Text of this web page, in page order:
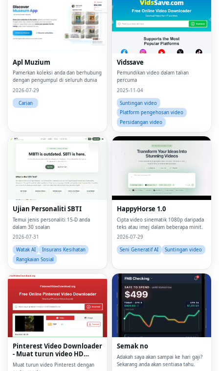
Apl Muzium
Pamerkan koleksi anda dan berhubung
dengan pengumpul di seluruh dunia
2026-07-29
Carian
Vidssave
Pemundikan video dalam talian
percuma
2025-11-04
Suntingan video
Platform pengehosan video
Persidangan video
Ujian Personaliti SBTI
Temui jenis personaliti 15-D anda
dalam 30 soalan
2026-07-31
Watak AI
Insurans Kesihatan
Rangkaian Sosial
HappyHorse 1.0
Cipta video sinematik 1080p daripada
teks atau imej dalam beberapa minit.
2026-07-29
Seni Generatif AI
Suntingan video
Pinterest Video Downloader
- Muat turun video HD
dalam talian
Muat turun video Pinterest dengan
Semak no
Adakah saya akan sampai ke hari gaji?
Sekarang anda akan sentiasa tahu.